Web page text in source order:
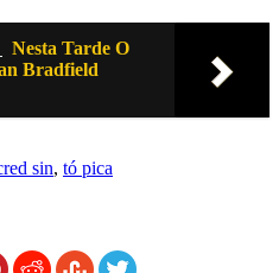
Nesta Tarde O
Bradfield
sin, tó pica